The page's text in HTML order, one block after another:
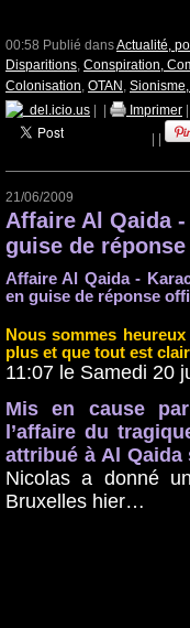
00:58 Publié dansActualité,
Disparitions, Conspiration,
Colonisation, OTAN ,
del.icio.us
Imprimer
21/06/2009
Affaire Al Qaida
guise de réponse
Affaire Al Qaida -
en guise de réponse
Nous sommes
plus et que tout est
11:07 le Samedi 20
Mis en cause
l’affaire du
attribué à Al
Nicolas a donné
Bruxelles hier…